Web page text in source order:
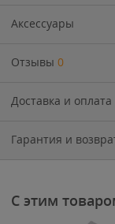
Аксессуары
Отзывы 0
Доставка и оплата
Гарантия и
С этим